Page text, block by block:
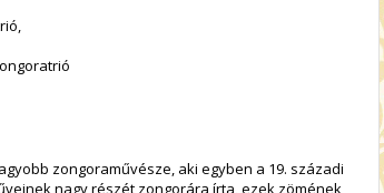
zongoraművésze, aki egyben a 19. századi
nagy részét zongorára írta, ezek zömének